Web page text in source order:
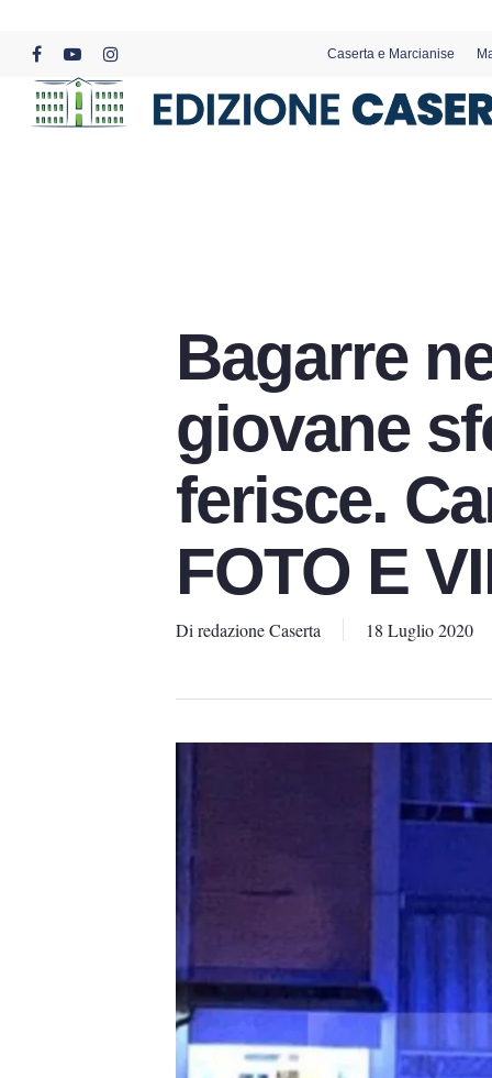
content
facebookyoutubeinstagram
Caserta e Marcianise
Bagarre
giovane
ferisce.
FOTO E
Di redazione Caserta 18 Luglio 2020